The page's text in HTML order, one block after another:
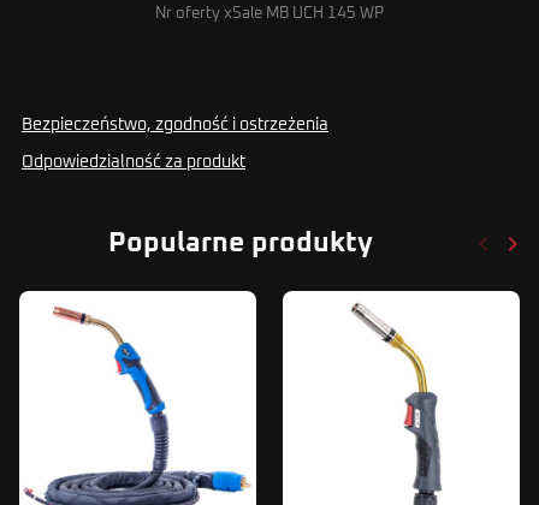
Nr oferty xSale MB UCH 145 WP
Bezpieczeństwo, zgodność i ostrzeżenia
Odpowiedzialność za produkt
Popularne produkty keyboard_arrow_left keyboard_arrow_right